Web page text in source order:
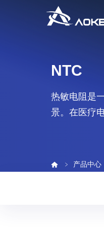
NTC
热敏电阻是
景。在医疗
产品中心